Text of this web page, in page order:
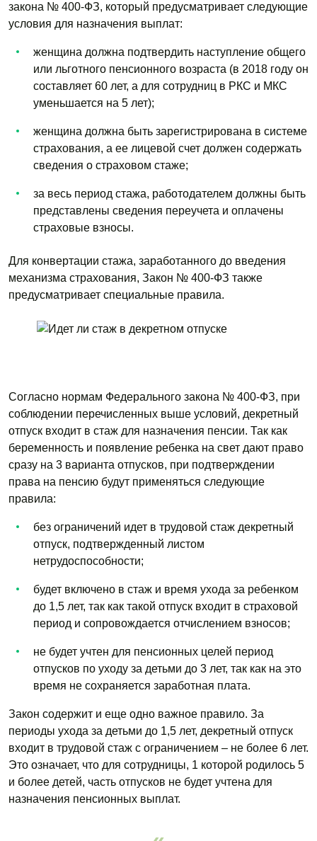
закона № 400-ФЗ, который предусматривает следующие
условия для назначения выплат:
женщина должна подтвердить наступление общего
или льготного пенсионного возраста (в 2018 году он
составляет 60 лет, а для сотрудниц в РКС и МКС
уменьшается на 5 лет);
женщина должна быть зарегистрирована в системе
страхования, а ее лицевой счет должен содержать
сведения о страховом стаже;
за весь период стажа, работодателем должны быть
представлены сведения переучета и оплачены
страховые взносы.
Для конвертации стажа, заработанного до введения
механизма страхования, Закон № 400-ФЗ также
предусматривает специальные правила.
Согласно нормам Федерального закона № 400-ФЗ, при
соблюдении перечисленных выше условий, декретный
отпуск входит в стаж для назначения пенсии. Так как
беременность и появление ребенка на свет дают право
сразу на 3 варианта отпусков, при подтверждении
права на пенсию будут применяться следующие
правила:
без ограничений идет в трудовой стаж декретный
отпуск, подтвержденный листом
нетрудоспособности;
будет включено в стаж и время ухода за ребенком
до 1,5 лет, так как такой отпуск входит в страховой
период и сопровождается отчислением взносов;
не будет учтен для пенсионных целей период
отпусков по уходу за детьми до 3 лет, так как на это
время не сохраняется заработная плата.
Закон содержит и еще одно важное правило. За
периоды ухода за детьми до 1,5 лет, декретный отпуск
входит в трудовой стаж с ограничением – не более 6 лет.
Это означает, что для сотрудницы, 1 которой родилось 5
и более детей, часть отпусков не будет учтена для
назначения пенсионных выплат.